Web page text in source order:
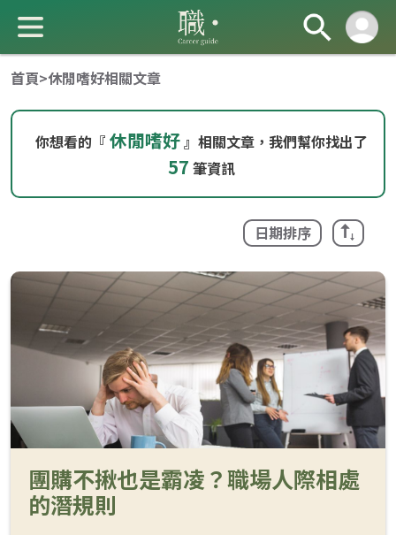
成 就 一 直 前 進 的 你
首頁>休閒嗜好相關文章
你想看的『 休閒嗜好』相關文章，我們幫你找出了
57 筆資訊
日期排序
團購不揪也是霸凌？職場人際相處
的潛規則